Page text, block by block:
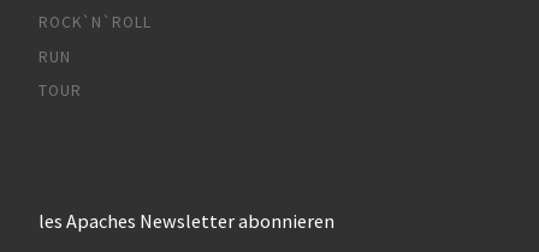
ROCK`N`ROLL
RUN
TOUR
les Apaches Newsletter abonnieren